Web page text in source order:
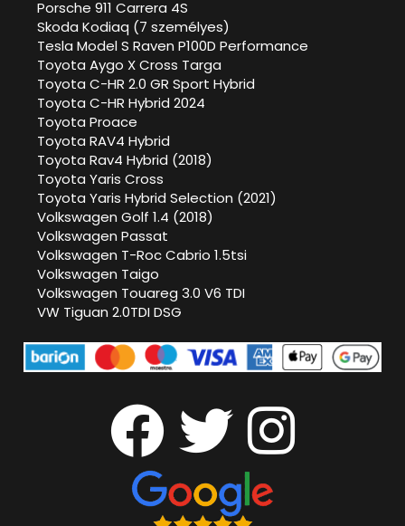
Porsche 911 Carrera 4S
Skoda Kodiaq (7 személyes)
Tesla Model S Raven P100D Performance
Toyota Aygo X Cross Targa
Toyota C-HR 2.0 GR Sport Hybrid
Toyota C-HR Hybrid 2024
Toyota Proace
Toyota RAV4 Hybrid
Toyota Rav4 Hybrid (2018)
Toyota Yaris Cross
Toyota Yaris Hybrid Selection (2021)
Volkswagen Golf 1.4 (2018)
Volkswagen Passat
Volkswagen T-Roc Cabrio 1.5tsi
Volkswagen Taigo
Volkswagen Touareg 3.0 V6 TDI
VW Tiguan 2.0TDI DSG